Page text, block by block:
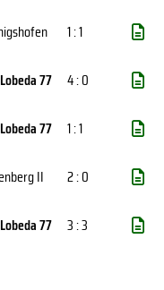
1 : 1
77
4 : 0
77
1 : 1
II
2 : 0
77 3 : 3